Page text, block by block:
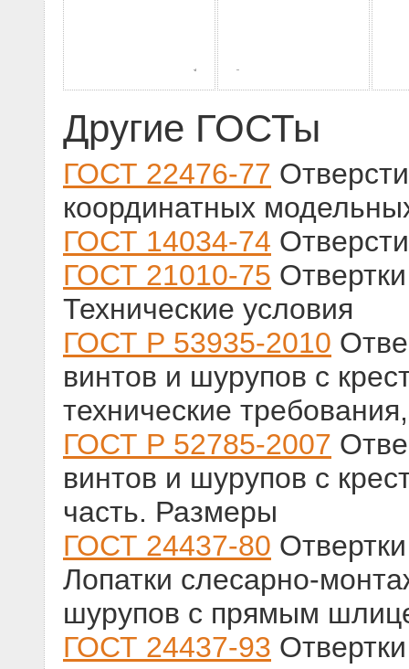
Другие ГОСТы
ГОСТ 22476-77
координатных
ГОСТ 14034-74
ГОСТ 21010-75
Технические условия
ГОСТ Р 53935-2010
винтов и шурупов с
технические
ГОСТ Р 52785-2007
винтов и шурупов с
часть. Размеры
ГОСТ 24437-80
Лопатки слесарно-
шурупов с прямым
ГОСТ 24437-93